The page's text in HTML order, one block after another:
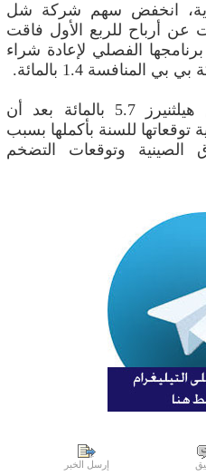
انخفض سهم شركة شل
أعلنت عن أرباح للربع الأول فاقت
الفصلي لإعادة شراء
⁠1.4 بالمائة.
وتراجع سهم شركة سيمنس هيلثنيرز 5.7 بالمائة بعد أن
للسنة بأكملها بسبب
الصينية وتوقعات التضخم
إرسل الخبر